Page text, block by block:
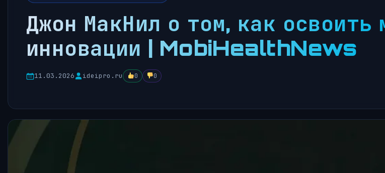
Джон МакНил о том, как освоить
инновации | MobiHealthNews
11.03.2026 ideipro.ru 0 0